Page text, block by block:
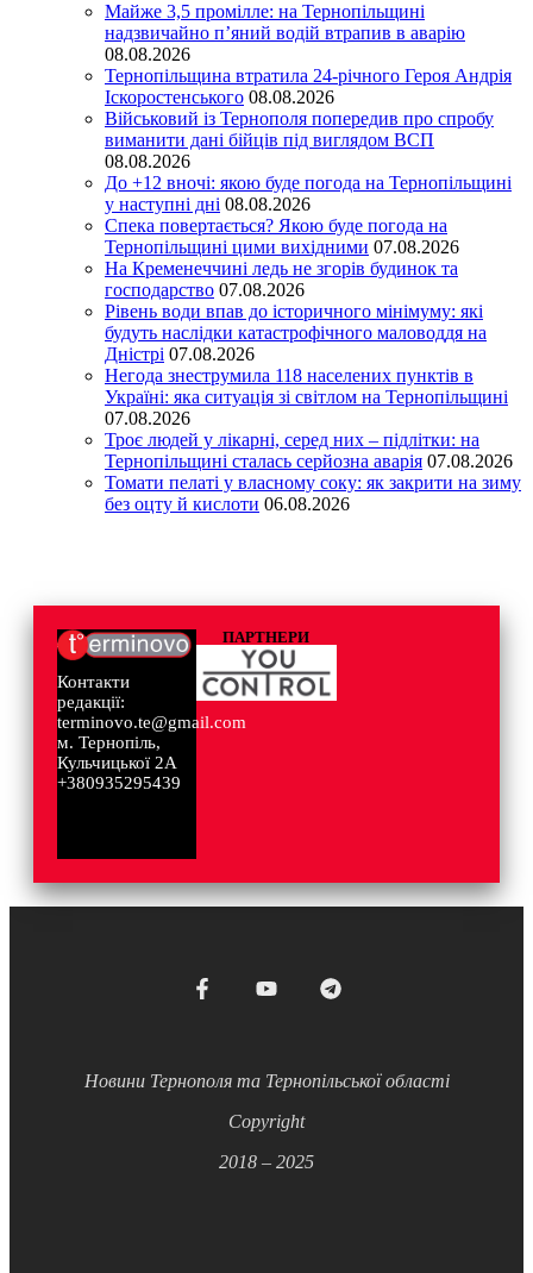
Майже 3,5 промілле: на Тернопільщині
надзвичайно п’яний водій втрапив в аварію
08.08.2026
Тернопільщина втратила 24-річного Героя Андрія
Іскоростенського 08.08.2026
Військовий із Тернополя попередив про спробу
виманити дані бійців під виглядом ВСП
08.08.2026
До +12 вночі: якою буде погода на Тернопільщині
у наступні дні 08.08.2026
Спека повертається? Якою буде погода на
Тернопільщині цими вихідними 07.08.2026
На Кременеччині ледь не згорів будинок та
господарство 07.08.2026
Рівень води впав до історичного мінімуму: які
будуть наслідки катастрофічного маловоддя на
Дністрі 07.08.2026
Негода знеструмила 118 населених пунктів в
Україні: яка ситуація зі світлом на Тернопільщині
07.08.2026
Троє людей у лікарні, серед них – підлітки: на
Тернопільщині сталась серйозна аварія 07.08.2026
Томати пелаті у власному соку: як закрити на зиму
без оцту й кислоти 06.08.2026
Контакти
редакції:
terminovo.te@gmail.com
м. Тернопіль,
Кульчицької 2А
+380935295439
ПАРТНЕРИ
Новини Тернополя та Тернопільської області
Copyright
2018 – 2025